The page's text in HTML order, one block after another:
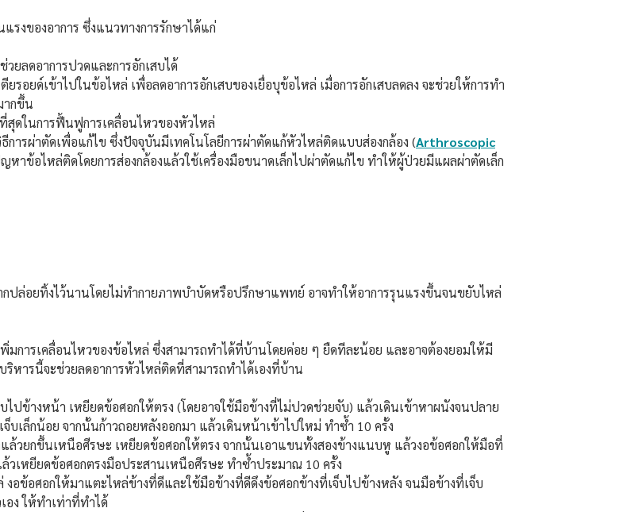
รงของอาการ ซึ่งแนวทางการรักษาได้แก่
ยลดอาการปวดและการอักเสบได้
ยรอยด์เข้าไปในข้อไหล่ เพื่อลดอาการอักเสบของเยื่อบุข้อไหล่ เมื่อการอักเสบลดลง จะช่วยให้การทำ
กขึ้น
ดในการฟื้นฟูการเคลื่อนไหวของหัวไหล่
การผ่าตัดเพื่อแก้ไข ซึ่งปัจจุบันมีเทคโนโลยีการผ่าตัดแก้หัวไหล่ติดแบบส่องกล้อง (Arthroscopic
าข้อไหล่ติดโดยการส่องกล้องแล้วใช้เครื่องมือขนาดเล็กไปผ่าตัดแก้ไข ทำให้ผู้ป่วยมีแผลผ่าตัดเล็ก
ปล่อยทิ้งไว้นานโดยไม่ทำกายภาพบำบัดหรือปรึกษาแพทย์ อาจทำให้อาการรุนแรงขึ้นจนขยับไหล่
การเคลื่อนไหวของข้อไหล่ ซึ่งสามารถทำได้ที่บ้านโดยค่อย ๆ ยืดทีละน้อย และอาจต้องยอมให้มี
ริหารนี้จะช่วยลดอาการหัวไหล่ติดที่สามารถทำได้เองที่บ้าน
ปข้างหน้า เหยียดข้อศอกให้ตรง (โดยอาจใช้มือข้างที่ไม่ปวดช่วยจับ) แล้วเดินเข้าหาผนังจนปลาย
เล็กน้อย จากนั้นก้าวถอยหลังออกมา แล้วเดินหน้าเข้าไปใหม่ ทำซ้ำ 10 ครั้ง
ล้วยกขึ้นเหนือศีรษะ เหยียดข้อศอกให้ตรง จากนั้นเอาแขนทั้งสองข้างแนบหู แล้วงอข้อศอกให้มือที่
เหยียดข้อศอกตรงมือประสานเหนือศีรษะ ทำซ้ำประมาณ 10 ครั้ง
อข้อศอกให้มาแตะไหล่ข้างที่ดีและใช้มือข้างที่ดีดึงข้อศอกข้างที่เจ็บไปข้างหลัง จนมือข้างที่เจ็บ
อง ให้ทำเท่าที่ทำได้